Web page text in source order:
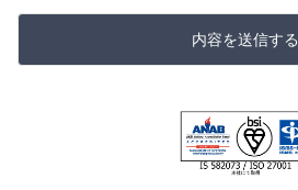
内容を送信する